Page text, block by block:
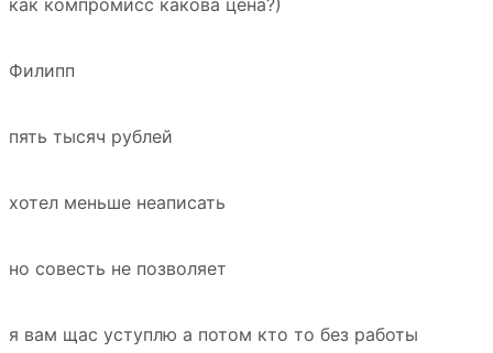
как компромисс какова цена?)
Филипп
пять тысяч рублей
хотел меньше неаписать
но совесть не позволяет
я вам щас уступлю а потом кто то без работы